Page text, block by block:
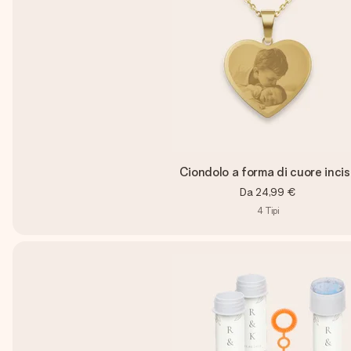
Ciondolo a forma di cuore
Da 24,99 €
4 Tipi